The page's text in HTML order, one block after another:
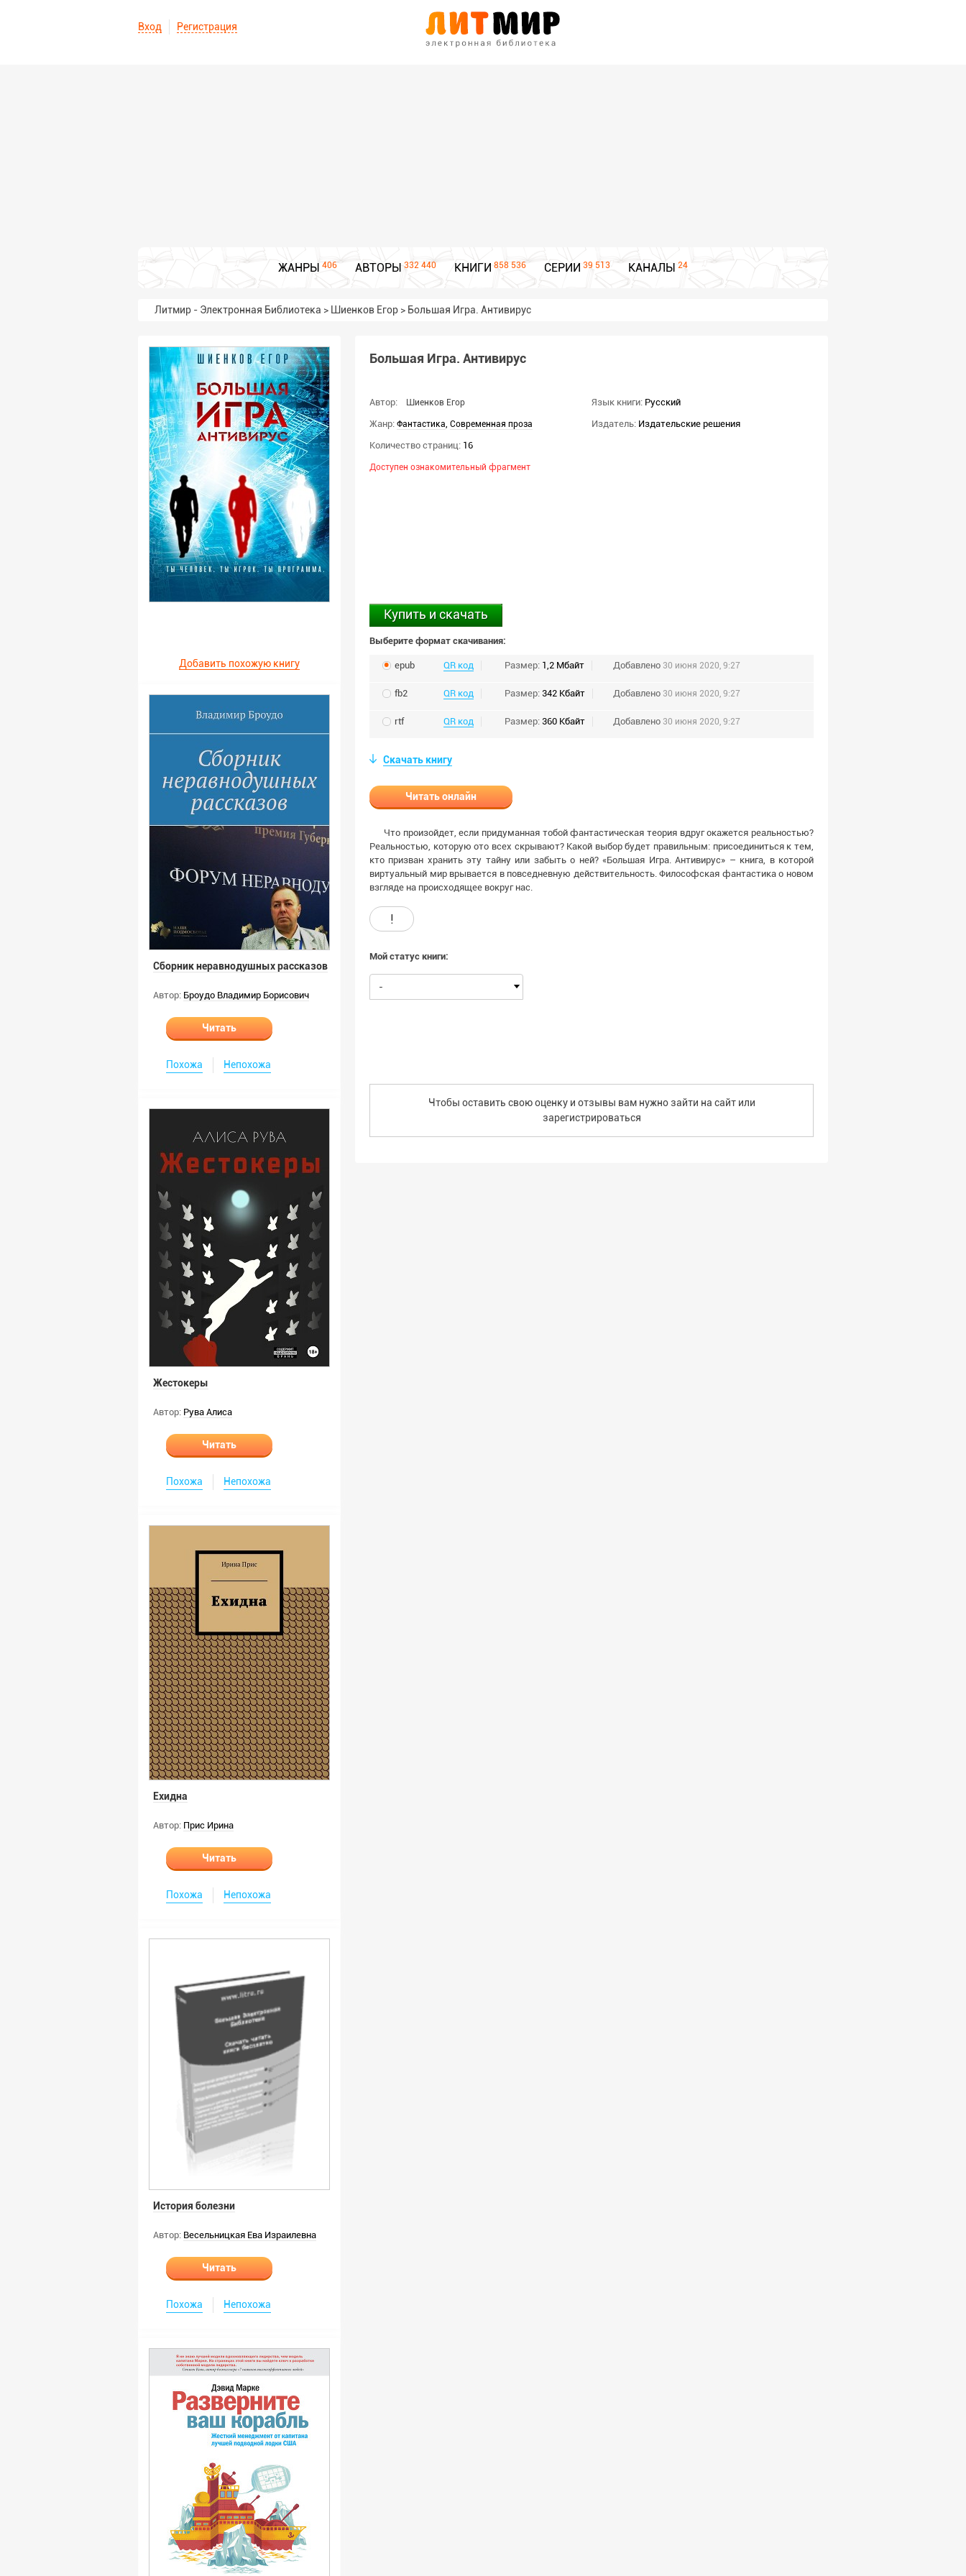
Вход Регистрация
ЖАНРЫ 406 АВТОРЫ 332 440 КНИГИ 858 536 СЕРИИ 39 513 КАНАЛЫ 24
Литмир - Электронная Библиотека > Шиенков Егор > Большая Игра. Антивирус
Добавить похожую книгу
Сборник неравнодушных рассказов
Автор: Броудо Владимир Борисович
Читать
Похожа Непохожа
Жестокеры
Автор: Рува Алиса
Читать
Похожа Непохожа
Ехидна
Автор: Прис Ирина
Читать
Похожа Непохожа
История болезни
Автор: Весельницкая Ева Израилевна
Читать
Похожа Непохожа
Большая Игра. Антивирус
Автор: Шиенков Егор
Жанр: Фантастика, Современная проза
Количество страниц: 16
Доступен ознакомительный фрагмент
Язык книги: Русский
Издатель: Издательские решения
Купить и скачать
Выберите формат скачивания:
epub QR код Размер: 1,2 Мбайт Добавлено 30 июня 2020, 9:27
fb2 QR код Размер: 342 Кбайт Добавлено 30 июня 2020, 9:27
rtf QR код Размер: 360 Кбайт Добавлено 30 июня 2020, 9:27
Скачать книгу
Читать онлайн
Что произойдет, если придуманная тобой фантастическая теория вдруг окажется реальностью?
Реальностью, которую ото всех скрывают? Какой выбор будет правильным: присоединиться к тем,
кто призван хранить эту тайну или забыть о ней? «Большая Игра. Антивирус» – книга, в которой
виртуальный мир врывается в повседневную действительность. Философская фантастика о новом
взгляде на происходящее вокруг нас.
!
Мой статус книги:
-
Чтобы оставить свою оценку и отзывы вам нужно зайти на сайт или
зарегистрироваться